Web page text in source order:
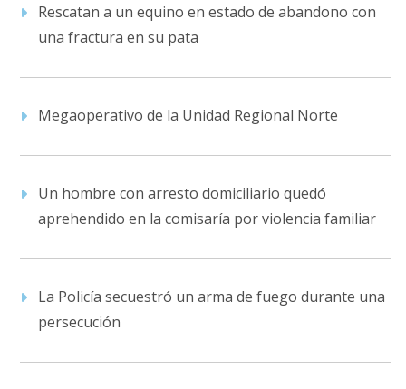
Rescatan a un equino en estado de abandono con
una fractura en su pata
Megaoperativo de la Unidad Regional Norte
Un hombre con arresto domiciliario quedó
aprehendido en la comisaría por violencia familiar
La Policía secuestró un arma de fuego durante una
persecución